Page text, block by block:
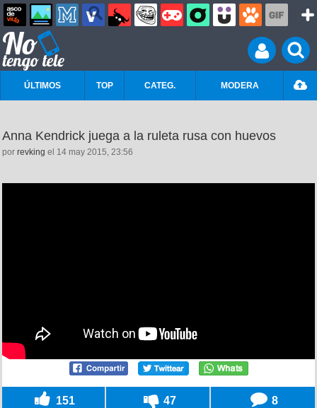
ÚLTIMOS TOP CATEG. MODERA
Anna Kendrick juega a la ruleta rusa con huevos
por revking el 14 may 2015, 23:56
151 47 8